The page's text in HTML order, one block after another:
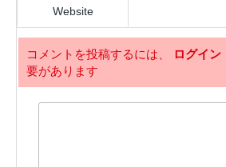
3年前 3年前
93話
Website
コメントを投稿するには、 ログイン
要があります